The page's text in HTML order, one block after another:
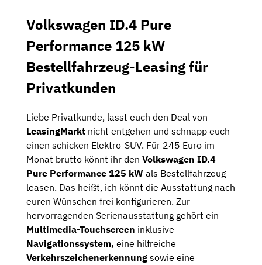
Volkswagen ID.4 Pure
Performance 125 kW
Bestellfahrzeug-Leasing für
Privatkunden
Liebe Privatkunde, lasst euch den Deal von
LeasingMarkt nicht entgehen und schnapp euch
einen schicken Elektro-SUV. Für 245 Euro im
Monat brutto könnt ihr den Volkswagen ID.4
Pure Performance 125 kW als Bestellfahrzeug
leasen. Das heißt, ich könnt die Ausstattung nach
euren Wünschen frei konfigurieren. Zur
hervorragenden Serienausstattung gehört ein
Multimedia-Touchscreen inklusive
Navigationssystem, eine hilfreiche
Verkehrszeichenerkennung sowie eine